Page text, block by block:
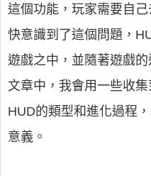
這個功能，玩家需要自
快意識到了這個問題，
遊戲之中，並隨著遊戲
文章中，我會用一些收
HUD的類型和進化過程
意義。